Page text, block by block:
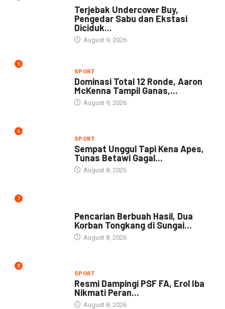
Terjebak Undercover Buy,
Pengedar Sabu dan Ekstasi
Diciduk...
August 9, 2026
5
SPORT
Dominasi Total 12 Ronde, Aaron
McKenna Tampil Ganas,...
August 9, 2026
6
SPORT
Sempat Unggul Tapi Kena Apes,
Tunas Betawi Gagal...
August 8, 2026
7
Pencarian Berbuah Hasil, Dua
Korban Tongkang di Sungai...
August 8, 2026
8
SPORT
Resmi Dampingi PSF FA, Erol Iba
Nikmati Peran...
August 8, 2026